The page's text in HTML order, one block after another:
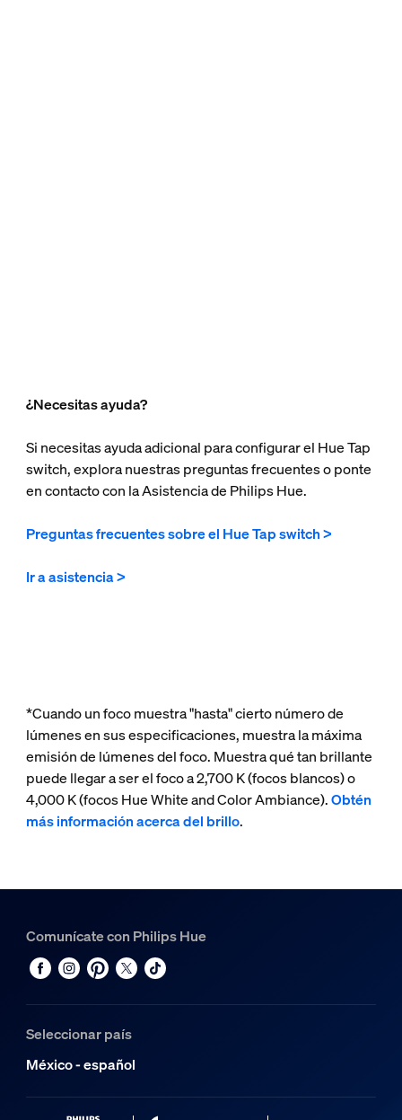
¿Necesitas ayuda?
Si necesitas ayuda adicional para configurar el Hue Tap
switch, explora nuestras preguntas frecuentes o ponte
en contacto con la Asistencia de Philips Hue.
Preguntas frecuentes sobre el Hue Tap switch >
Ir a asistencia >
*Cuando un foco muestra "hasta" cierto número de
lúmenes en sus especificaciones, muestra la máxima
emisión de lúmenes del foco. Muestra qué tan brillante
puede llegar a ser el foco a 2,700 K (focos blancos) o
4,000 K (focos Hue White and Color Ambiance).Obtén
más información acerca del brillo.
Comunícate con Philips Hue
Seleccionar país
México - español